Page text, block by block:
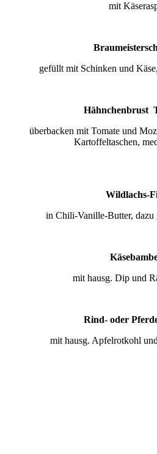
mit
gefüllt mit Schinken und
Hähnchenbrust
überbacken mit Tomate und
Kartoffeltaschen,
Wildlachs-
in Chili-Vanille-Butter, dazu
mit hausg. Dip und
Rind- oder
mit hausg. Apfelrotkohl